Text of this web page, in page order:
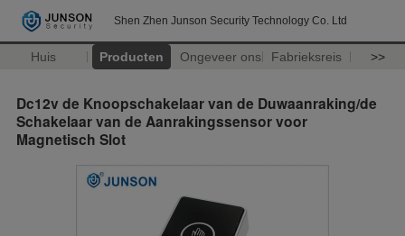
Shen Zhen Junson Security Technology Co. Ltd
Huis Producten Ongeveer ons Fabrieksreis >>
Dc12v de Knoopschakelaar van de Duwaanraking/de
Schakelaar van de Aanrakingssensor voor
Magnetisch Slot